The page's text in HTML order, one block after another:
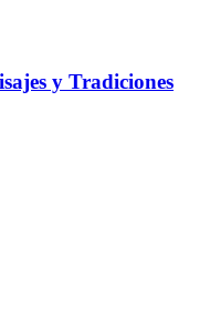
y Tradiciones